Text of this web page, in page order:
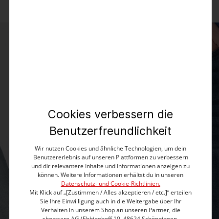
DENIM
Alle Modelle
DAMEN
Cookies verbessern die
Benutzerfreundlichkeit
Wir nutzen Cookies und ähnliche Technologien, um dein
Benutzererlebnis auf unseren Plattformen zu verbessern
und dir relevantere Inhalte und Informationen anzeigen zu
können. Weitere Informationen erhältst du in unseren
Datenschutz- und Cookie-Richtlinien.
Mit Klick auf „[Zustimmen / Alles akzeptieren / etc.]“ erteilen
Sie Ihre Einwilligung auch in die Weitergabe über Ihr
Verhalten in unserem Shop an unseren Partner, die